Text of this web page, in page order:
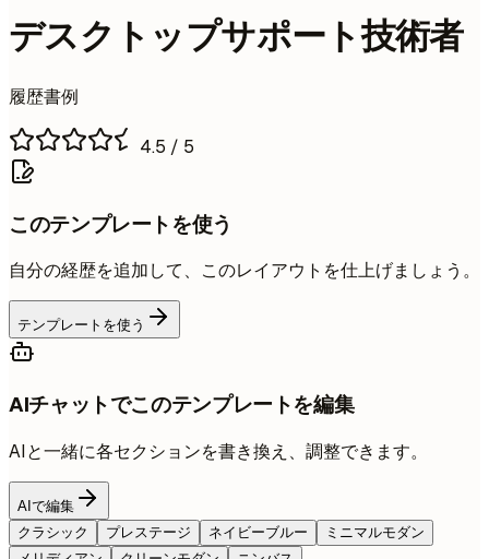
デスクトップサポート技術者
履歴書例
4.5 / 5
このテンプレートを使う
自分の経歴を追加して、このレイアウトを仕上げましょう。
テンプレートを使う
AIチャットでこのテンプレートを編集
AIと一緒に各セクションを書き換え、調整できます。
AIで編集
クラシック
プレステージ ネイビーブルー
ミニマルモダン